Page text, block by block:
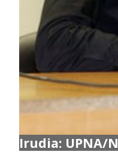
Irudia: UPNA/